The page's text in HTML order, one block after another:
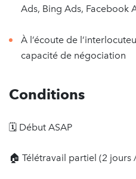
Ads, Bing Ads, Facebook
À l’écoute de
capacité de négociation
Conditions
🗓 Début ASAP
🏠 Télétravail partiel (2 jours